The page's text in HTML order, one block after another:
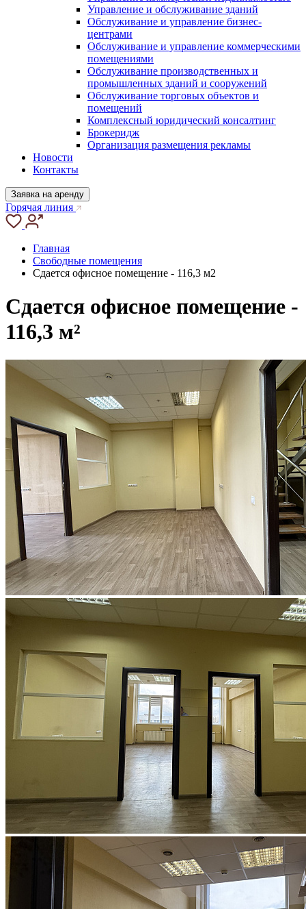
Управление и обслуживание зданий
Обслуживание и управление бизнес-
центрами
Обслуживание и управление коммерческими
помещениями
Обслуживание производственных и
промышленных зданий и сооружений
Обслуживание торговых объектов и
помещений
Комплексный юридический консалтинг
Брокеридж
Организация размещения рекламы
Новости
Контакты
Заявка на аренду
Горячая линия
Главная
Свободные помещения
Сдается офисное помещение - 116,3 м2
Сдается офисное помещение -
116,3 м²